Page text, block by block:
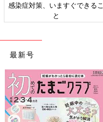
感染症対策、いますぐできるこ
と
最新号